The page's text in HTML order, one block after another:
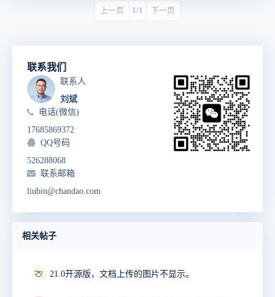
上一页 1/1 下一页
联系我们
联系人
刘斌
电话(微信)
17685869372
QQ号码
526288068
联系邮箱
liubin@chandao.com
相关帖子
🍈 21.0开源版，文档上传的图片不显示。